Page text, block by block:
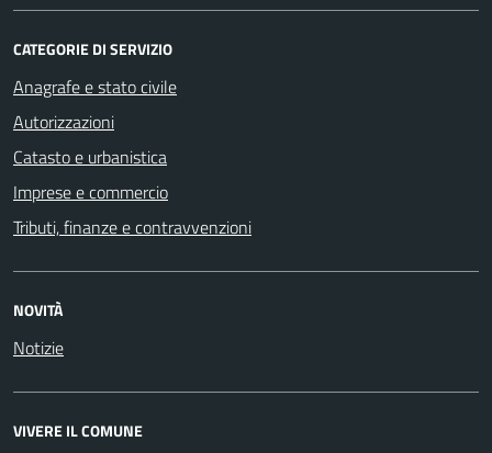
CATEGORIE DI SERVIZIO
Anagrafe e stato civile
Autorizzazioni
Catasto e urbanistica
Imprese e commercio
Tributi, finanze e contravvenzioni
NOVITÀ
Notizie
VIVERE IL COMUNE